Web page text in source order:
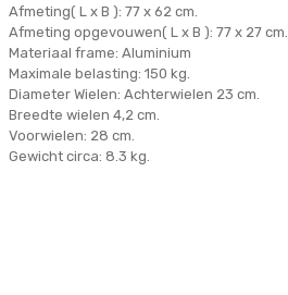
Afmeting( L x B ): 77 x 62 cm.
Afmeting opgevouwen( L x B ): 77 x 27 cm.
Materiaal frame: Aluminium
Maximale belasting: 150 kg.
Diameter Wielen: Achterwielen 23 cm.
Breedte wielen 4,2 cm.
Voorwielen: 28 cm.
Gewicht circa: 8.3 kg.